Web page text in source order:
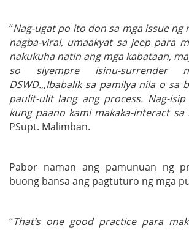
“Nag-ugat po ito don sa mga issue ng
nagba-viral, umaakyat sa jeep para
nakukuha natin ang mga kabataan,
so siyempre isinu-
DSWD.,,Ibabalik sa pamilya nila o sa
paulit-ulit lang ang process. Nag-
kung paano kami makaka-interact sa
PSupt. Malimban.
Pabor naman ang pamunuan ng
buong bansa ang pagtuturo ng mga
“That’s one good practice para